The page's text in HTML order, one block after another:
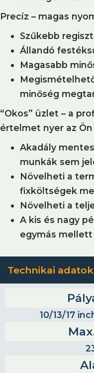
Precíz – magas
Szűkebb
Állandó
Magasabb
minőség
“Okos” üzlet – a
értelmet nyer az Ön
Akadály
munkák sem
Növelheti a
fixköltségek
Növelheti a
A kis és nagy
egymás mellett
Technikai adatok
10/13/17